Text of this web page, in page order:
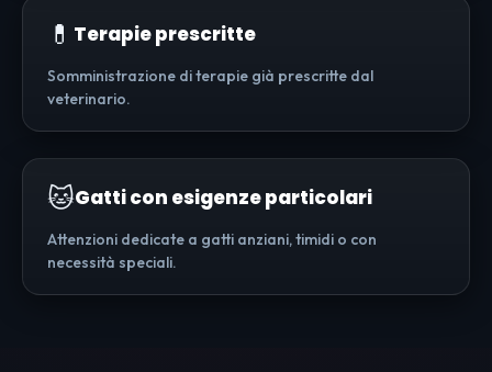
💊 Terapie prescritte
Somministrazione di terapie già prescritte dal
veterinario.
🐱Gatti con esigenze particolari
Attenzioni dedicate a gatti anziani, timidi o con
necessità speciali.